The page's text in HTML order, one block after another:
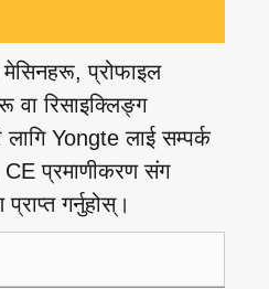
प्रोफाइल
वा रिसाइक्लिङ्ग
लागि Yongte लाई सम्पर्क
CE प्रमाणीकरण संग
गर्नुहोस्।